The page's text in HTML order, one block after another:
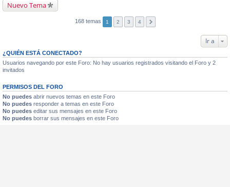
Nuevo Tema
168 temas 1 2 3 4
Ir a
¿QUIÉN ESTÁ CONECTADO?
Usuarios navegando por este Foro: No hay usuarios registrados visitando el Foro y 2
invitados
PERMISOS DEL FORO
No puedes abrir nuevos temas en este Foro
No puedes responder a temas en este Foro
No puedes editar sus mensajes en este Foro
No puedes borrar sus mensajes en este Foro